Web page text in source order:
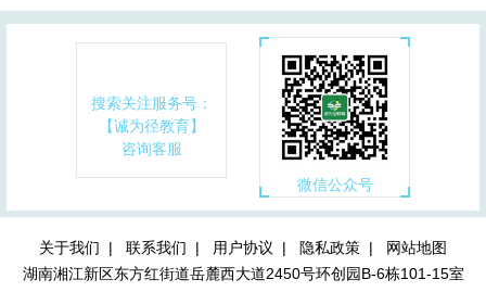
搜索关注服务号：
【诚为径教育】
咨询客服
微信公众号
关于我们 | 联系我们 | 用户协议 | 隐私政策 |
网站地图
湖南湘江新区东方红街道岳麓西大道2450号环创园B-6栋101-15室